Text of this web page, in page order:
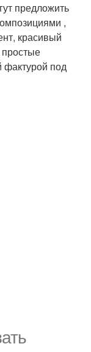
предложить
,
красивый
фактурой под